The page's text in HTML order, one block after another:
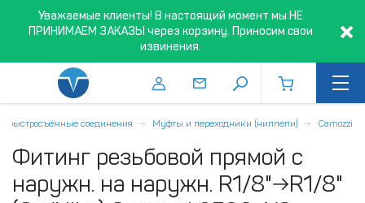
Уважаемые клиенты! В настоящий момент мы НЕ
ПРИНИМАЕМ ЗАКАЗЫ через корзину. Приносим свои
извинения.
быстросъёмные соединения Муфты и переходники (ниппели) Camozzi
Фитинг резьбовой прямой с
наружн. на наружн. R1/8"→R1/8"